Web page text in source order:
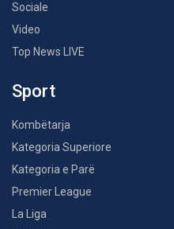
Sociale
Video
Top News LIVE
Sport
Kombëtarja
Kategoria Superiore
Kategoria e Parë
Premier League
La Liga